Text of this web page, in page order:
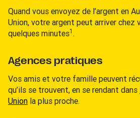
Quand vous envoyez de l’argent en
Union, votre argent peut arriver chez
quelques minutes1 .
Agences pratiques
Vos amis et votre famille peuvent
qu’ils se trouvent, en se rendant dans
Union la plus proche.